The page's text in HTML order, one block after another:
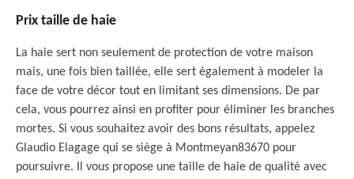
Prix taille de haie
La haie sert non seulement de protection de votre maison
mais, une fois bien taillée, elle sert également à modeler la
face de votre décor tout en limitant ses dimensions. De par
cela, vous pourrez ainsi en profiter pour éliminer les branches
mortes. Si vous souhaitez avoir des bons résultats, appelez
Glaudio Elagage qui se siège à Montmeyan83670 pour
poursuivre. Il vous propose une taille de haie de qualité avec